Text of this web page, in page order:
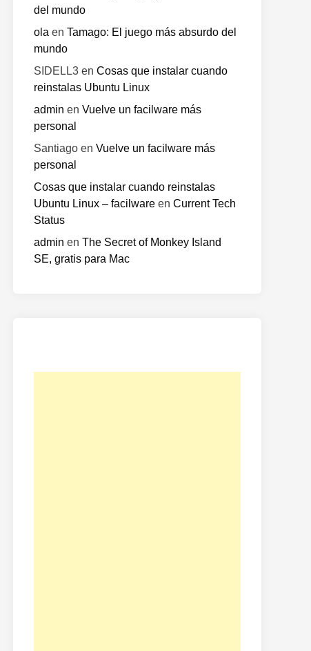
del mundo
ola en Tamago: El juego más absurdo del
mundo
SIDELL3 en Cosas que instalar cuando
reinstalas Ubuntu Linux
admin en Vuelve un facilware más
personal
Santiago en Vuelve un facilware más
personal
Cosas que instalar cuando reinstalas
Ubuntu Linux – facilware en Current Tech
Status
admin en The Secret of Monkey Island
SE, gratis para Mac